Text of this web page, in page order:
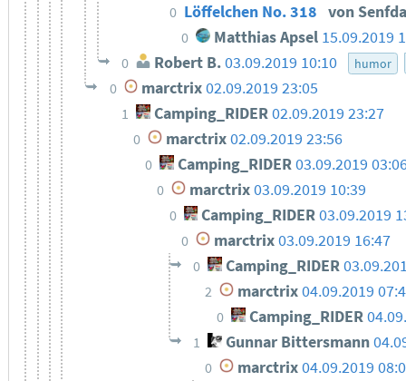
0 Löffelchen No. 318 von
0 Matthias Apsel 15.09.2019
0 Robert B. 03.09.2019 10:10 humor
0 marctrix02.09.2019 23:05
1 Camping_RIDER 02.09.2019 23:27
0 marctrix02.09.2019 23:56
0 Camping_RIDER03.09.2019
0 marctrix03.09.2019 10:39
0 Camping_RIDER03.09.2019
0 marctrix 03.09.2019 16:47
0 Camping_RIDER
2 marctrix04.09.2019
0 Camping_RIDER
1 Gunnar Bittersmann
0 marctrix04.09.2019